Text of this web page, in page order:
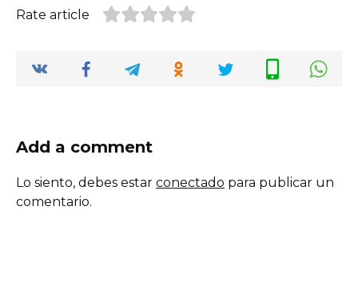
Rate article
Add a comment
Lo siento, debes estar conectado para publicar un
comentario.